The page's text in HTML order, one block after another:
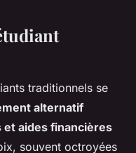
traditionnels se
alternatif
et aides financières
souvent octroyées